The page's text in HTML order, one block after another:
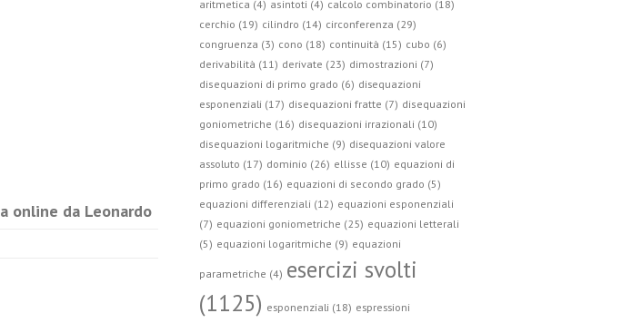
online da Leonardo
aritmetica (4) asintoti (4) calcolo combinatorio (18)
cerchio (19) cilindro (14) circonferenza (29)
congruenza (3) cono (18) continuità (15) cubo (6)
derivabilità (11) derivate (23) dimostrazioni (7)
disequazioni di primo grado (6) disequazioni
esponenziali (17) disequazioni fratte (7) disequazioni
goniometriche (16) disequazioni irrazionali (10)
disequazioni logaritmiche (9) disequazioni valore
assoluto (17) dominio (26) ellisse (10) equazioni di
primo grado (16) equazioni di secondo grado (5)
equazioni differenziali (12) equazioni esponenziali
(7) equazioni goniometriche (25) equazioni letterali
(5) equazioni logaritmiche (9) equazioni
parametriche (4) esercizi svolti
(1125) esponenziali (18) espressioni